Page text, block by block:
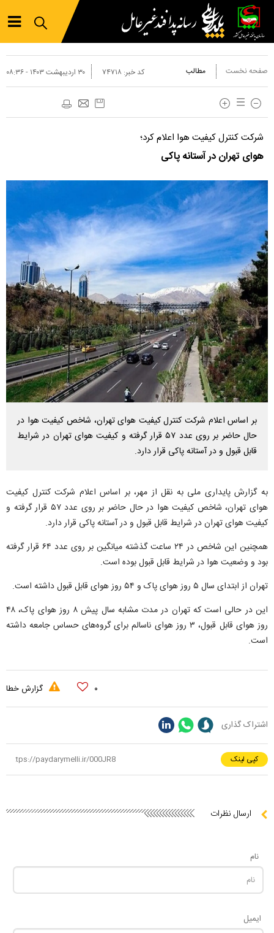
صفحه نخست مطالب ۳۰ ارديبهشت ۱۴۰۳ - ۰۸:۳۶ کد خبر: ۷۴۷۱۸
شرکت کنترل کیفیت هوا اعلام کرد؛
هوای تهران در آستانه پاکی
بر اساس اعلام شرکت کنترل کیفیت هوای تهران، شاخص کیفیت هوا در
حال حاضر بر روی عدد ۵۷ قرار گرفته و کیفیت هوای تهران در شرایط
قابل قبول و در آستانه پاکی قرار دارد.
به گزارش پایداری ملی به نقل از مهر، بر اساس اعلام شرکت کنترل کیفیت
هوای تهران، شاخص کیفیت هوا در حال حاضر بر روی عدد ۵۷ قرار گرفته و
کیفیت هوای تهران در شرایط قابل قبول و در آستانه پاکی قرار دارد.
همچنین این شاخص در ۲۴ ساعت گذشته میانگین بر روی عدد ۶۴ قرار گرفته
بود و وضعیت هوا در شرایط قابل قبول بوده است.
تهران از ابتدای سال ۵ روز هوای پاک و ۵۴ روز هوای قابل قبول داشته است.
این در حالی است که تهران در مدت مشابه سال پیش ۸ روز هوای پاک، ۴۸
روز هوای قابل قبول، ۳ روز هوای ناسالم برای گروه‌های حساس جامعه داشته
است.
۰ گزارش خطا
اشتراک گذاری
کپی لینک
ارسال نظرات
نام
ایمیل